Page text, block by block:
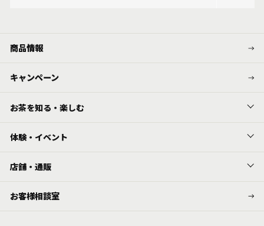
商品情報
キャンペーン
お茶を知る・楽しむ
体験・イベント
店舗・通販
お客様相談室